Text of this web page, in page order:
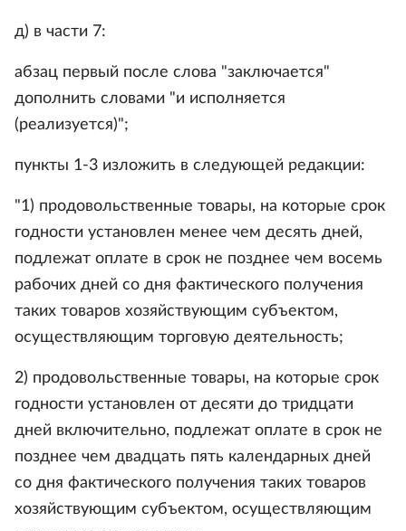
д) в части 7:
абзац первый после слова "заключается"
дополнить словами "и исполняется
(реализуется)";
пункты 1-3 изложить в следующей редакции:
"1) продовольственные товары, на которые срок
годности установлен менее чем десять дней,
подлежат оплате в срок не позднее чем восемь
рабочих дней со дня фактического получения
таких товаров хозяйствующим субъектом,
осуществляющим торговую деятельность;
2) продовольственные товары, на которые срок
годности установлен от десяти до тридцати
дней включительно, подлежат оплате в срок не
позднее чем двадцать пять календарных дней
со дня фактического получения таких товаров
хозяйствующим субъектом, осуществляющим